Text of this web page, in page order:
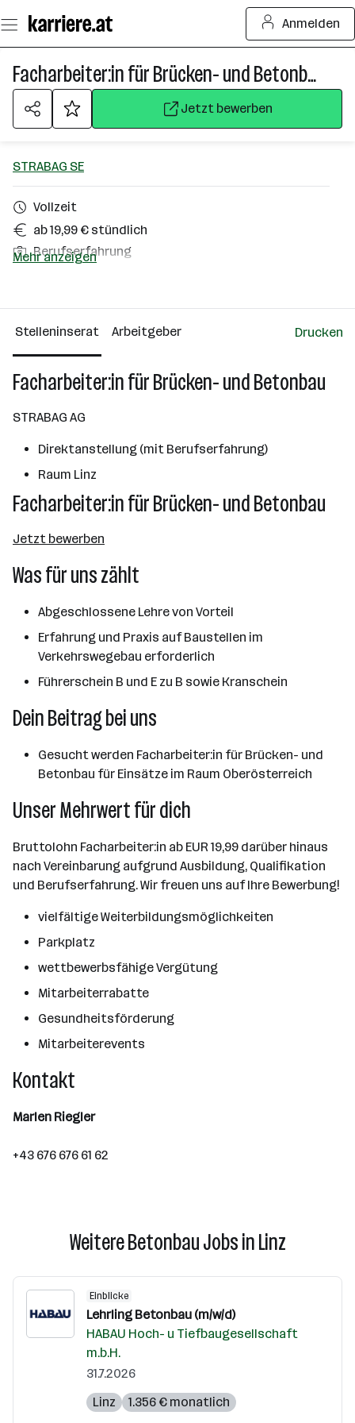
Seiteninhalt
springen
Anmelden
Facharbeiter:in für Brücken- und Betonbau
Jetzt bewerben
STRABAG SE
Vollzeit
ab 19,99 € stündlich
Berufserfahrung
Über das Unternehmen
10000+ Mitarbeiter*innen
Wien
Mehr anzeigen
Stelleninserat Arbeitgeber Drucken
Facharbeiter:in für Brücken- und Betonbau
STRABAG AG
Direktanstellung (mit Berufserfahrung)
Raum Linz
Facharbeiter:in für Brücken- und Betonbau
Jetzt bewerben
Was für uns zählt
Abgeschlossene Lehre von Vorteil
Erfahrung und Praxis auf Baustellen im
Verkehrswegebau erforderlich
Führerschein B und E zu B sowie Kranschein
Dein Beitrag bei uns
Gesucht werden Facharbeiter:in für Brücken- und
Betonbau für Einsätze im Raum Oberösterreich
Unser Mehrwert für dich
Bruttolohn Facharbeiter:in ab EUR 19,99 darüber hinaus
nach Vereinbarung aufgrund Ausbildung, Qualifikation
und Berufserfahrung. Wir freuen uns auf Ihre Bewerbung!
vielfältige Weiterbildungsmöglichkeiten
Parkplatz
wettbewerbsfähige Vergütung
Mitarbeiterrabatte
Gesundheitsförderung
Mitarbeiterevents
Kontakt
Marlen Riegler
+43 676 676 61 62
Weitere Betonbau Jobs in Linz
Einblicke
Lehrling Betonbau (m/w/d)
HABAU Hoch- u Tiefbaugesellschaft
m.b.H.
31.7.2026
Linz
1.356 € monatlich